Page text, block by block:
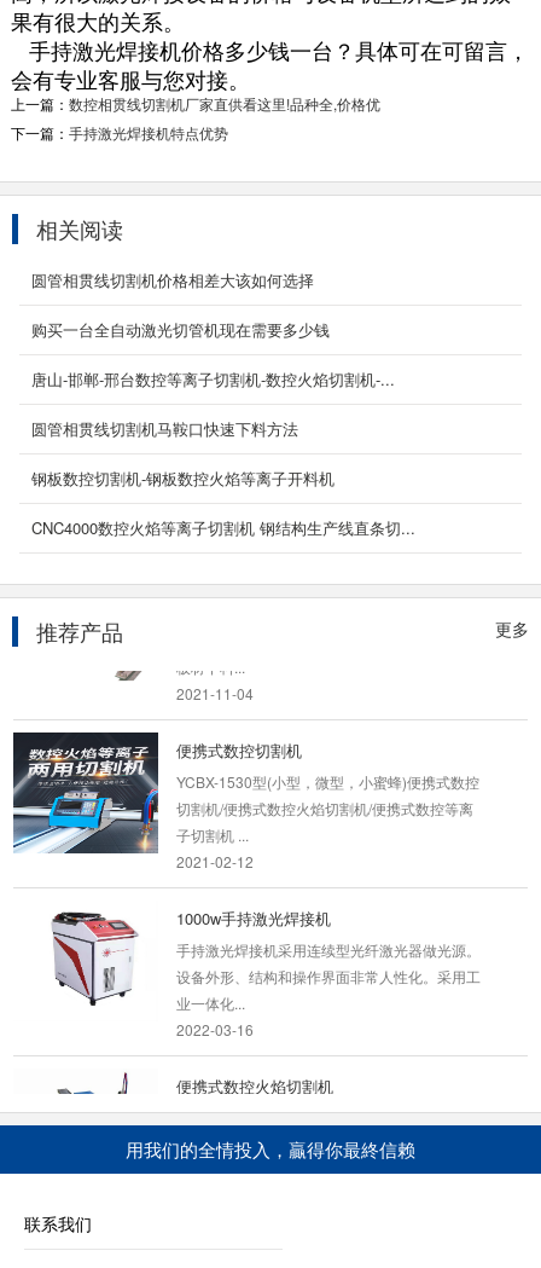
果有很大的关系。
手持激光焊接机价格多少钱一台？具体可在可留言，
会有专业客服与您对接。
上一篇： 数控相贯线切割机厂家直供看这里!品种全,价格优
下一篇： 手持激光焊接机特点优势
相关阅读
圆管相贯线切割机价格相差大该如何选择
购买一台全自动激光切管机现在需要多少钱
唐山-邯郸-邢台数控等离子切割机-数控火焰切割机-...
圆管相贯线切割机马鞍口快速下料方法
钢板数控切割机-钢板数控火焰等离子开料机
CNC4000数控火焰等离子切割机 钢结构生产线直条切...
更多
推荐产品
产品名称/型号：YC-QG6022产品特性 满足用户
管上切...
2026-03-13
12000w光纤激光切割机
产品简介 12000W光纤激光切割机是光纤激
12000瓦光纤激光切...
2024-04-07
2021-11-04
便携式数控切割机
YCBX-1530型(小型，微型，小蜜蜂)便携式数控
切割机/便携式数控火焰切割机/便携式数控等离
子切割机 ...
2021-02-12
1000w手持激光焊接机
手持激光焊接机采用连续型光纤激光器做光源。
设备外形、结构和操作界面非常人性化。采用工
业一体化...
2022-03-16
便携式数控火焰切割机
产品名称:YCBX-1530便携式数控火焰切割机基
本概述 便携式数控火焰等离子切割机”与大型龙
门切割机...
便携式龙门数控切割机
用我们的全情投入，贏得你最終信赖
联系我们